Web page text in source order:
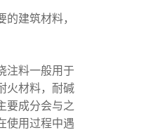
建筑材料，
注料一般用于
火材料，耐碱
要成分会与之
使用过程中遇